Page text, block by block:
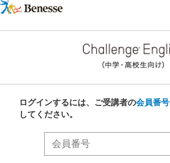
ログインするには、ご受講者の会員番号
してください。